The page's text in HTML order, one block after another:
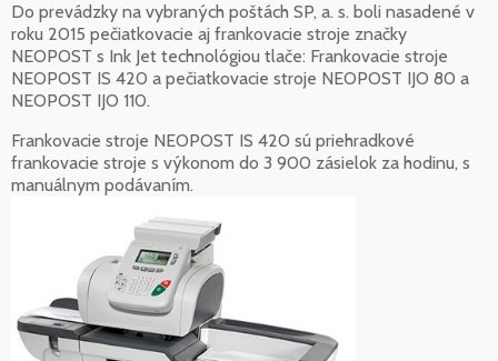
Do prevádzky na vybraných poštách SP, a. s. boli nasadené v
roku 2015 pečiatkovacie aj frankovacie stroje značky
NEOPOST s Ink Jet technológiou tlače: Frankovacie stroje
NEOPOST IS 420 a pečiatkovacie stroje NEOPOST IJO 80 a
NEOPOST IJO 110.
Frankovacie stroje NEOPOST IS 420 sú priehradkové
frankovacie stroje s výkonom do 3 900 zásielok za hodinu, s
manuálnym podávaním.